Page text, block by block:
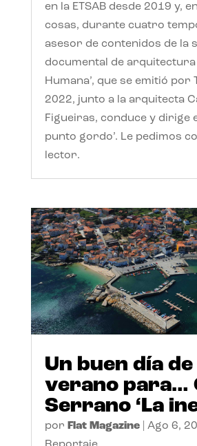
en la ETSAB desde 2019 y,
cosas, durante cuatro
asesor de contenidos de la
documental de arquitectura
Humana’, que se emitió por
2022, junto a la arquitecta
Figueiras, conduce y dirige
punto gordo’. Le pedimos
lector.
Un buen día de
verano para…
Serrano ‘La
por Flat Magazine| Ago 6,